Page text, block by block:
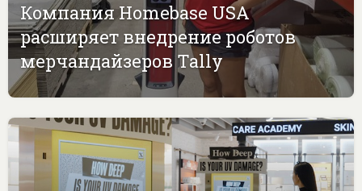
Компания Homebase USA
расширяет внедрение роботов
мерчандайзеров Tally